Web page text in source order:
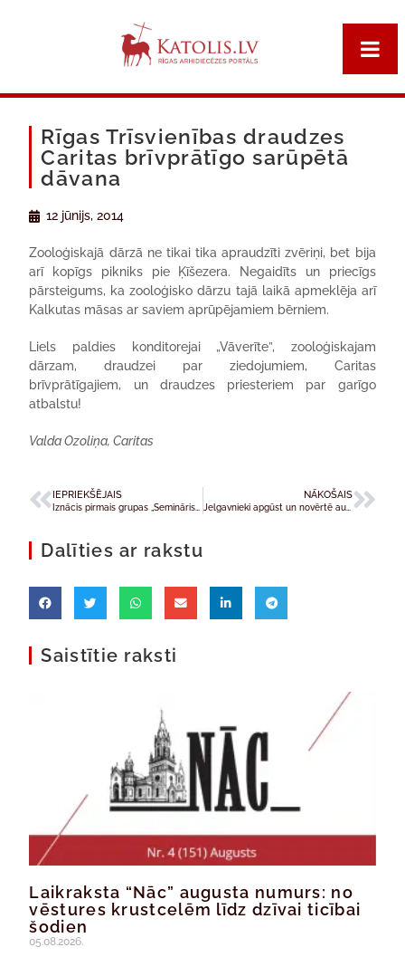
Rīgas Trīsvienības draudzes
Caritas brīvprātīgo sarūpētā
dāvana
12 jūnijs, 2014
Zooloģiskajā dārzā ne tikai tika apraudzīti zvēriņi, bet bija
arī kopīgs pikniks pie Ķīšezera. Negaidīts un priecīgs
pārsteigums, ka zooloģisko dārzu tajā laikā apmeklēja arī
Kalkutas māsas ar saviem aprūpējamiem bērniem.
Liels paldies konditorejai „Vāverīte”, zooloģiskajam
dārzam, draudzei par ziedojumiem, Caritas
brīvprātīgajiem, un draudzes priesteriem par garīgo
atbalstu!
Valda Ozoliņa, Caritas
IEPRIEKŠĒJAIS NĀKOŠAIS
Jelgavnieki apgūst un novērtē auglības atpazīšanas metodi
Dalīties ar rakstu
Saistītie raksti
Laikraksta “Nāc” augusta numurs: no
vēstures krustcelēm līdz dzīvai ticībai
šodien
05.08.2026.